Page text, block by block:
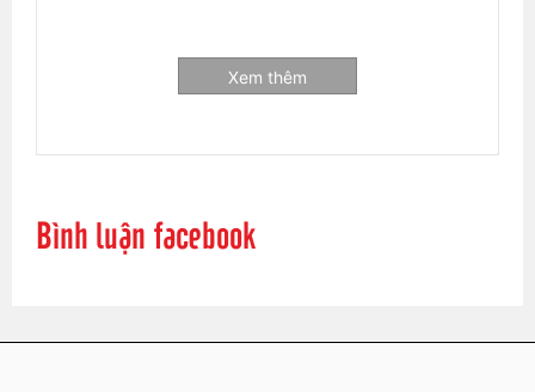
Xem thêm
Bình luận facebook